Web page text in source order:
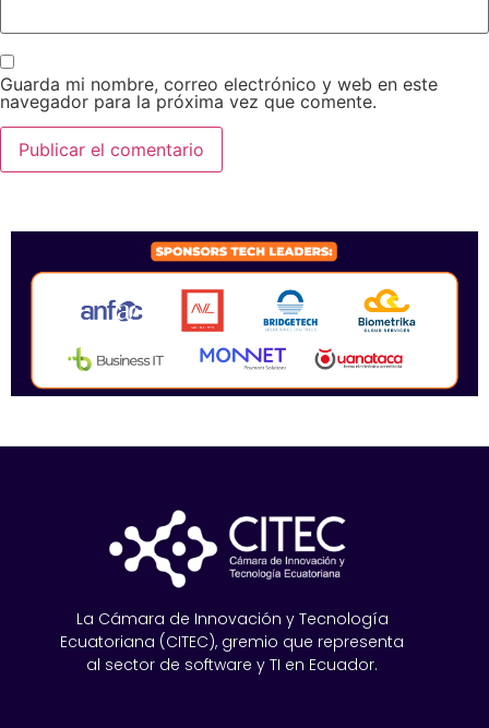
Guarda mi nombre, correo electrónico y web en este
navegador para la próxima vez que comente.
La Cámara de Innovación y Tecnología
Ecuatoriana (CITEC), gremio que representa
al sector de software y TI en Ecuador.